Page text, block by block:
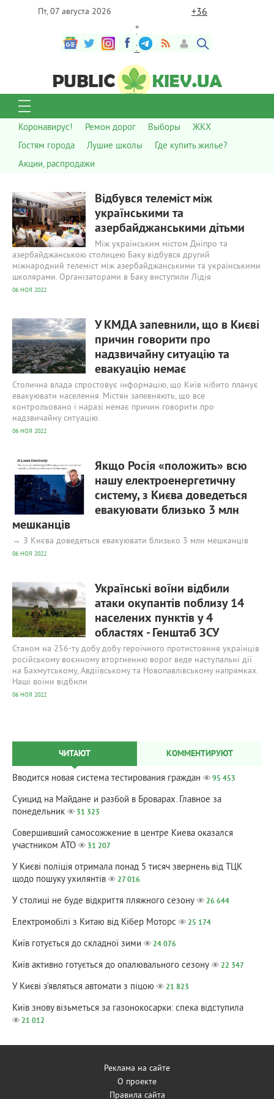
Пт, 07 августа 2026 +36
°
C
Коронавирус! Ремон дорог Выборы
ЖКХ
Гостям города
Лушие школы
Где купить жилье?
Акции, распродажи
Відбувся телеміст між
українськими та
азербайджанськими дітьми
Між українським містом Дніпро та
азербайджанською столицею Баку відбувся другий
міжнародний телеміст між азербайджанськими та українськими
школярами. Організаторами в Баку виступили Лідія
06 НОЯ 2022
У КМДА запевнили, що в Києві
причин говорити про
надзвичайну ситуацію та
евакуацію немає
Столична влада спростовує інформацію, що Київ нібито планує
евакуювати населення. Містян запевняють, що все
контрольовано і наразі немає причин говорити про
надзвичайну ситуацію.
06 НОЯ 2022
Якщо Росія «положить» всю
нашу електроенергетичну
систему, з Києва доведеться
евакуювати близько 3 млн
мешканців
→ З Києва доведеться евакуювати близько 3 млн мешканців
06 НОЯ 2022
Українські воїни відбили
атаки окупантів поблизу 14
населених пунктів у 4
областях - Генштаб ЗСУ
Станом на 256-ту добу добу героїчного протистояння українців
російському воєнному вторгненню ворог веде наступальні дії
на Бахмутському, Авдіївському та Новопавлівському напрямках.
Наші воїни відбили
06 НОЯ 2022
ЧИТАЮТ КОММЕНТИРУЮТ
Вводится новая система тестирования граждан 95 453
Суицид на Майдане и разбой в Броварах. Главное за
понедельник
31 323
Совершивший самосожжение в центре Киева оказался
участником АТО
31 207
У Києві поліція отримала понад 5 тисяч звернень від ТЦК
щодо пошуку ухилянтів
27 016
У столиці не буде відкриття пляжного сезону 26 644
Електромобілі з Китаю від Кібер Моторс 25 174
Київ готується до складної зими 24 076
Київ активно готується до опалювального сезону 22 347
У Києві з’являться автомати з піцою 21 823
Київ знову візьметься за газонокосарки: спека відступила
21 012
Реклама на сайте
О проекте
Правила сайта